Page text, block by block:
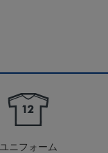
ユニフォーム